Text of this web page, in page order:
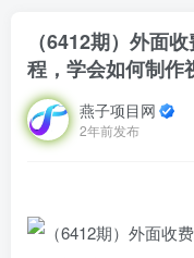
（6412期）外面
程，学会如何制作
燕子项目网
2年前发布